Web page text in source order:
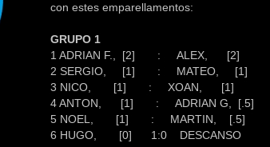
con estes emparellamentos:
GRUPO 1
1 ADRIAN F., [2] : ALEX, [2]
2 SERGIO, [1] : MATEO, [1]
3 NICO, [1] : XOAN, [1]
4 ANTON, [1] : ADRIAN G, [.5]
5 NOEL, [1] : MARTIN, [.5]
6 HUGO, [0] 1:0 DESCANSO